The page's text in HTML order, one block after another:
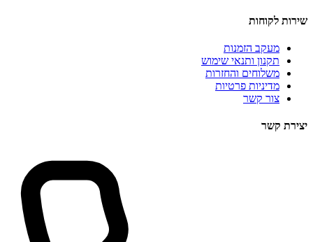
שירות לקוחות
מעקב הזמנות
תקנון ותנאי שימוש
משלוחים והחזרות
מדיניות פרטיות
צור קשר
יצירת קשר